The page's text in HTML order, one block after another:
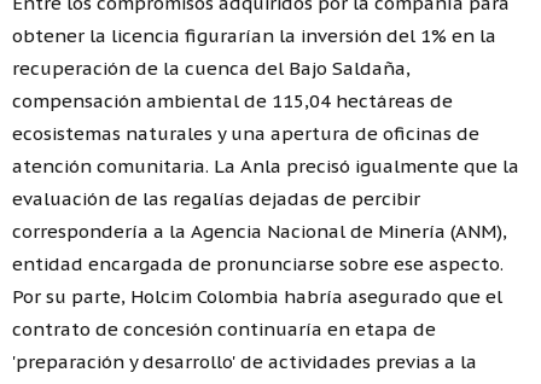
obtener la licencia figurarían la inversión del 1% en la
recuperación de la cuenca del Bajo Saldaña,
compensación ambiental de 115,04 hectáreas de
ecosistemas naturales y una apertura de oficinas de
atención comunitaria. La Anla precisó igualmente que la
evaluación de las regalías dejadas de percibir
correspondería a la Agencia Nacional de Minería (ANM),
entidad encargada de pronunciarse sobre ese aspecto.
Por su parte, Holcim Colombia habría asegurado que el
contrato de concesión continuaría en etapa de
'preparación y desarrollo' de actividades previas a la